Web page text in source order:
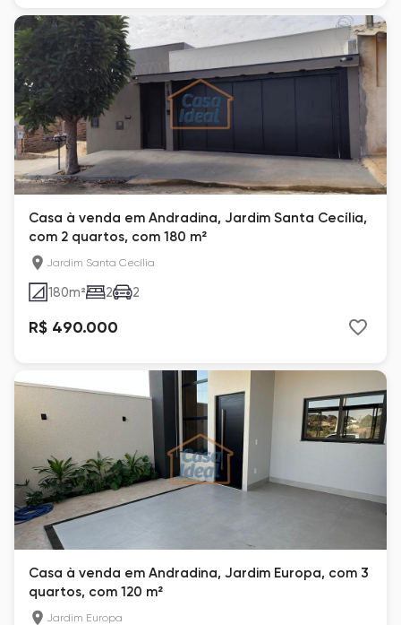
Casa à venda em Andradina, Jardim Santa Cecília,
com 2 quartos, com 180 m²
Jardim Santa Cecília
180m² 2 2
R$ 490.000
Casa à venda em Andradina, Jardim Europa, com 3
quartos, com 120 m²
Jardim Europa